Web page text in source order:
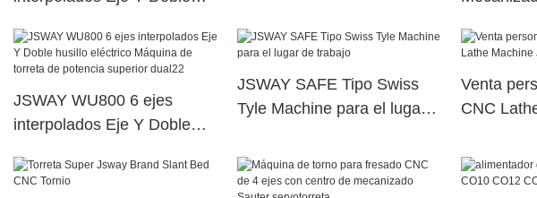
torreta de potencia superior
dual104
máquina
JSWAY WU800 6 ejes
interpolados Eje Y Doble
torreta de potencia superior
JSWAY SAFE Tipo Swiss
Tyle Machine para el lugar
Venta
CNC